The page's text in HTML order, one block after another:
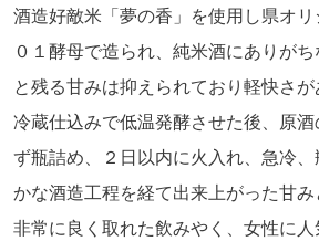
酒造好敵米「夢の香」を使用し県オリ
０１酵母で造られ、純米酒にありが
と残る甘みは抑えられており軽快さが
冷蔵仕込みで低温発酵させた後、原
ず瓶詰め、２日以内に火入れ、急冷
かな酒造工程を経て出来上がった甘
非常に良く取れた飲みやく、女性に人